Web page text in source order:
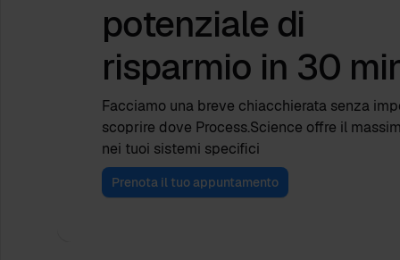
potenziale di
risparmio in 30
Facciamo una breve chiacchierata senza
scoprire dove Process.Science offre il
nei tuoi sistemi specifici
Prenota il tuo appuntamento